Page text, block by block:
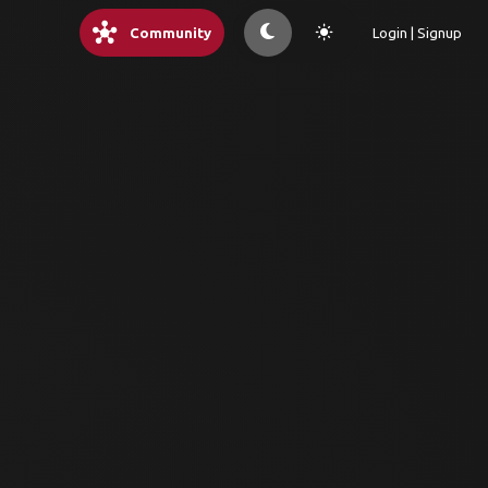
hub Community light_mode Login | Signup